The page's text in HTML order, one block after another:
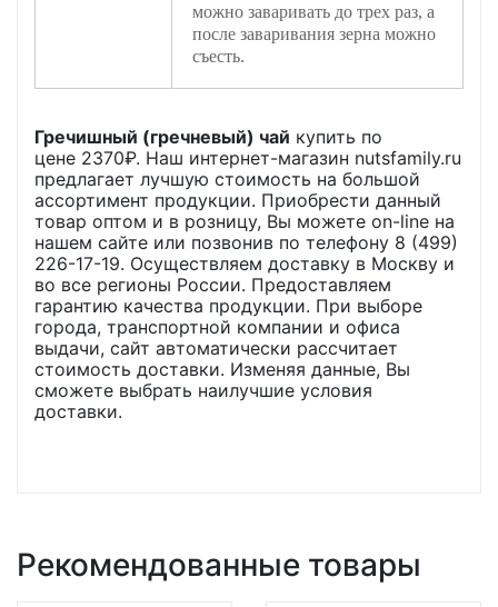
можно заваривать до трех раз, а
после заваривания зерна можно
съесть.
Гречишный (гречневый) чай купить по
цене 2370₽. Наш интернет-магазин nutsfamily.ru
предлагает лучшую стоимость на большой
ассортимент продукции. Приобрести данный
товар оптом и в розницу, Вы можете on-line на
нашем сайте или позвонив по телефону 8 (499)
226-17-19. Осуществляем доставку в Москву и
во все регионы России. Предоставляем
гарантию качества продукции. При выборе
города, транспортной компании и офиса
выдачи, сайт автоматически рассчитает
стоимость доставки. Изменяя данные, Вы
сможете выбрать наилучшие условия
доставки.
Рекомендованные товары